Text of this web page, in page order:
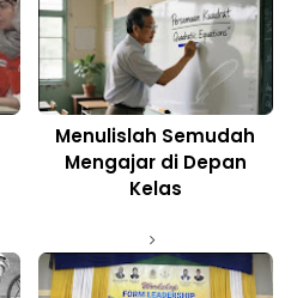
Menulislah Semudah
Mengajar di Depan
Kelas